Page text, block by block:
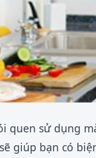
quen sử dụng
giúp bạn có